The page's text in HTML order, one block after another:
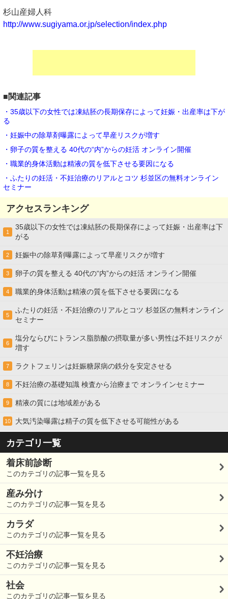
杉山産婦人科
http://www.sugiyama.or.jp/selection/index.php
■関連記事
・35歳以下の女性では凍結胚の長期保存によって妊娠・出産率は下が
る
・妊娠中の除草剤曝露によって早産リスクが増す
・卵子の質を整える 40代の“内”からの妊活 オンライン開催
・職業的身体活動は精液の質を低下させる要因になる
・ふたりの妊活・不妊治療のリアルとコツ 杉並区の無料オンライン
セミナー
アクセスランキング
1
35歳以下の女性では凍結胚の長期保存によって妊娠・出産率は下
がる
2 妊娠中の除草剤曝露によって早産リスクが増す
3 卵子の質を整える 40代の“内”からの妊活 オンライン開催
4 職業的身体活動は精液の質を低下させる要因になる
5
ふたりの妊活・不妊治療のリアルとコツ 杉並区の無料オンライン
セミナー
6
塩分ならびにトランス脂肪酸の摂取量が多い男性は不妊リスクが
増す
7 ラクトフェリンは妊娠糖尿病の鉄分を安定させる
8 不妊治療の基礎知識 検査から治療まで オンラインセミナー
9 精液の質には地域差がある
10 大気汚染曝露は精子の質を低下させる可能性がある
カテゴリ一覧
着床前診断
このカテゴリの記事一覧を見る
産み分け
このカテゴリの記事一覧を見る
カラダ
このカテゴリの記事一覧を見る
不妊治療
このカテゴリの記事一覧を見る
社会
このカテゴリの記事一覧を見る